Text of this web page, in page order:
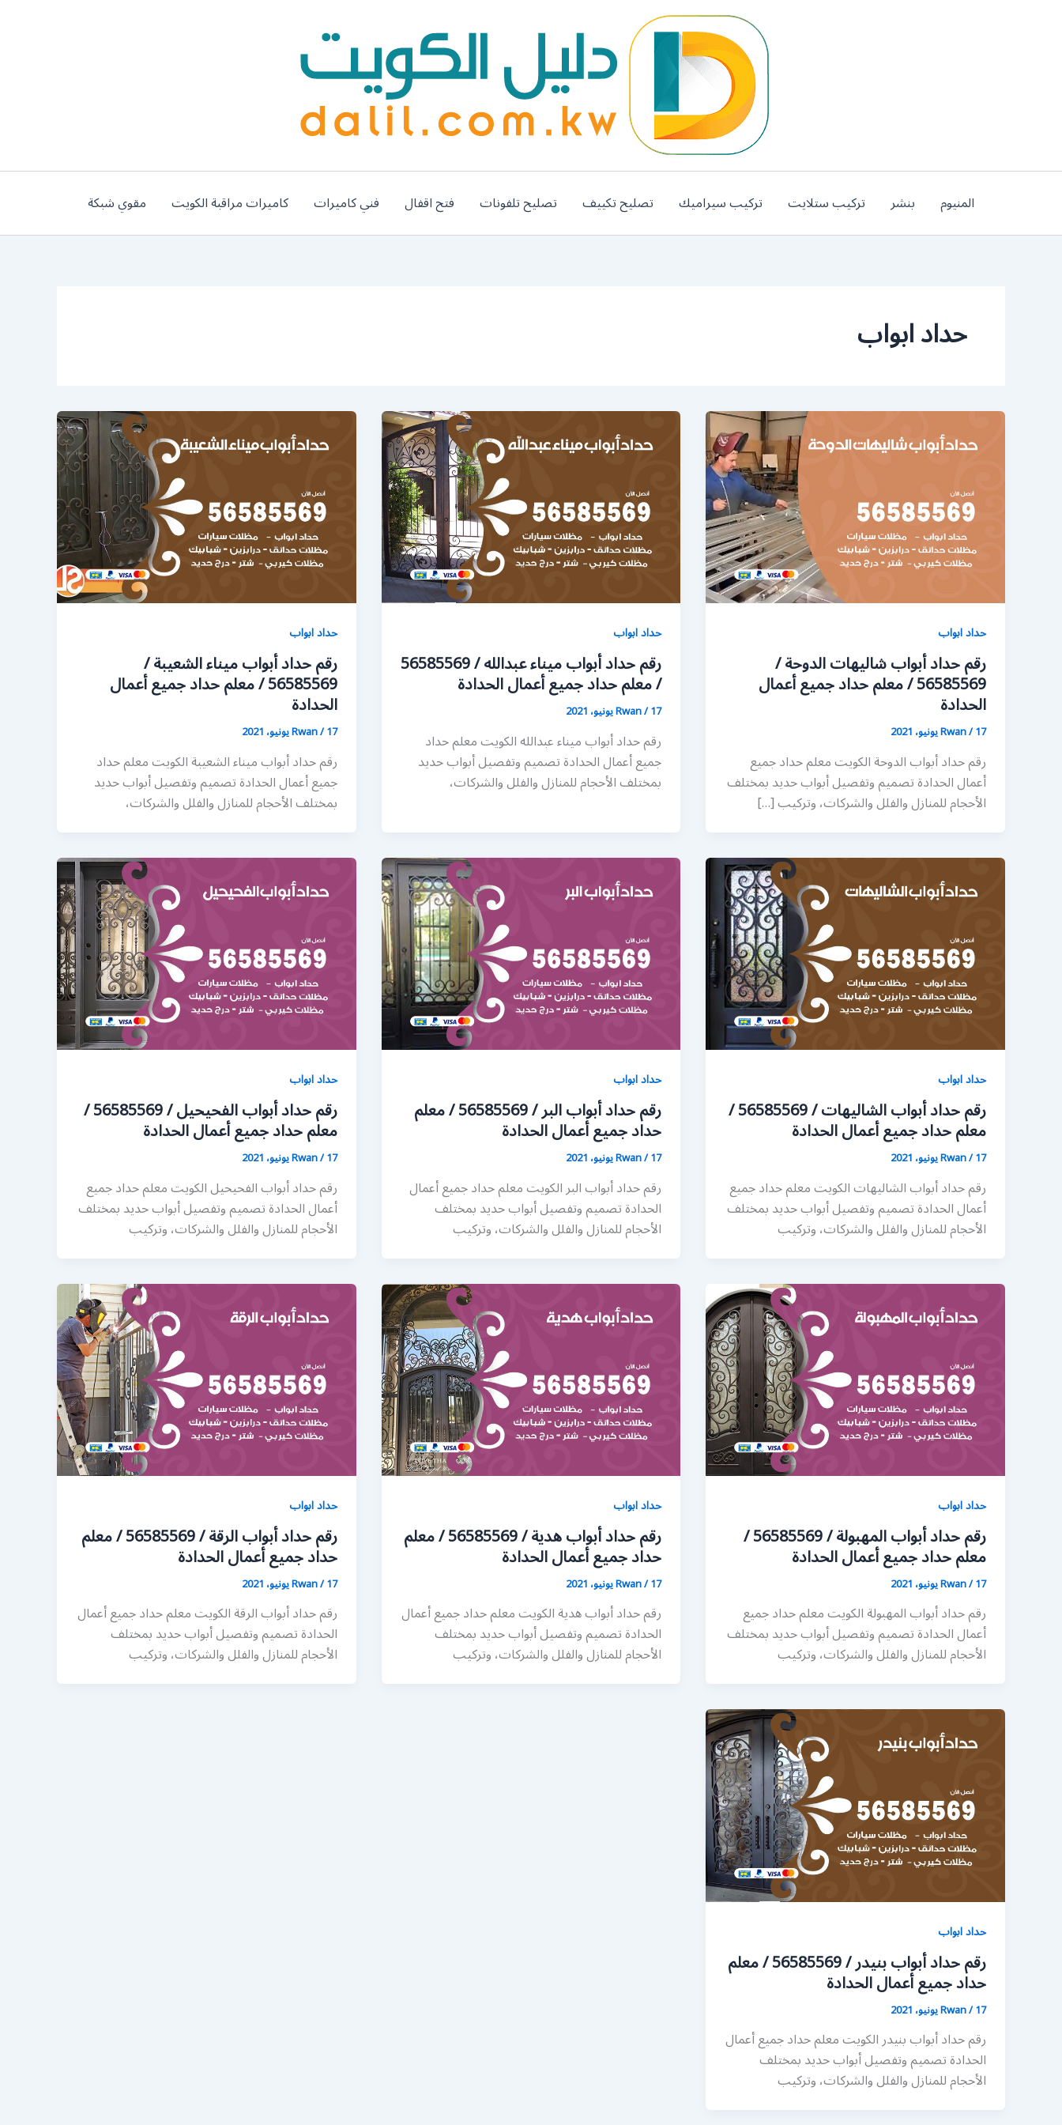
المنيوم بنشر تركيب ستلايت تركيب سيراميك تصليح تكييف تصليح تلفونات فتح اقفال فني كاميرات كاميرات مراقبة الكويت مقوي شبكة
حداد ابواب
حداد ابواب
رقم حداد أبواب شاليهات الدوحة /
56585569 / معلم حداد جميع أعمال
الحدادة
Rwan/17 يونيو، 2021
رقم حداد أبواب الدوحة الكويت معلم حداد جميع
أعمال الحدادة تصميم وتفصيل أبواب حديد بمختلف
الأحجام للمنازل والفلل والشركات، وتركيب […]
حداد ابواب
رقم حداد أبواب ميناء عبدالله / 56585569
/ معلم حداد جميع أعمال الحدادة
Rwan/17 يونيو، 2021
رقم حداد أبواب ميناء عبدالله الكويت معلم حداد
جميع أعمال الحدادة تصميم وتفصيل أبواب حديد
بمختلف الأحجام للمنازل والفلل والشركات،
حداد ابواب
رقم حداد أبواب ميناء الشعيبة /
56585569 / معلم حداد جميع أعمال
الحدادة
Rwan/17 يونيو، 2021
رقم حداد أبواب ميناء الشعيبة الكويت معلم حداد
جميع أعمال الحدادة تصميم وتفصيل أبواب حديد
بمختلف الأحجام للمنازل والفلل والشركات،
حداد ابواب
رقم حداد أبواب الشاليهات / 56585569 /
معلم حداد جميع أعمال الحدادة
Rwan/17 يونيو، 2021
رقم حداد أبواب الشاليهات الكويت معلم حداد جميع
أعمال الحدادة تصميم وتفصيل أبواب حديد بمختلف
الأحجام للمنازل والفلل والشركات، وتركيب
حداد ابواب
رقم حداد أبواب البر / 56585569 / معلم
حداد جميع أعمال الحدادة
Rwan/17 يونيو، 2021
رقم حداد أبواب البر الكويت معلم حداد جميع أعمال
الحدادة تصميم وتفصيل أبواب حديد بمختلف
الأحجام للمنازل والفلل والشركات، وتركيب
حداد ابواب
رقم حداد أبواب الفحيحيل / 56585569 /
معلم حداد جميع أعمال الحدادة
Rwan/17 يونيو، 2021
رقم حداد أبواب الفحيحيل الكويت معلم حداد جميع
أعمال الحدادة تصميم وتفصيل أبواب حديد بمختلف
الأحجام للمنازل والفلل والشركات، وتركيب
حداد ابواب
رقم حداد أبواب المهبولة / 56585569 /
معلم حداد جميع أعمال الحدادة
Rwan/17 يونيو، 2021
رقم حداد أبواب المهبولة الكويت معلم حداد جميع
أعمال الحدادة تصميم وتفصيل أبواب حديد بمختلف
الأحجام للمنازل والفلل والشركات، وتركيب
حداد ابواب
رقم حداد أبواب هدية / 56585569 / معلم
حداد جميع أعمال الحدادة
Rwan/17 يونيو، 2021
رقم حداد أبواب هدية الكويت معلم حداد جميع أعمال
الحدادة تصميم وتفصيل أبواب حديد بمختلف
الأحجام للمنازل والفلل والشركات، وتركيب
حداد ابواب
رقم حداد أبواب الرقة / 56585569 / معلم
حداد جميع أعمال الحدادة
Rwan/17 يونيو، 2021
رقم حداد أبواب الرقة الكويت معلم حداد جميع أعمال
الحدادة تصميم وتفصيل أبواب حديد بمختلف
الأحجام للمنازل والفلل والشركات، وتركيب
حداد ابواب
رقم حداد أبواب بنيدر / 56585569 / معلم
حداد جميع أعمال الحدادة
Rwan/17 يونيو، 2021
رقم حداد أبواب بنيدر الكويت معلم حداد جميع أعمال
الحدادة تصميم وتفصيل أبواب حديد بمختلف
الأحجام للمنازل والفلل والشركات، وتركيب